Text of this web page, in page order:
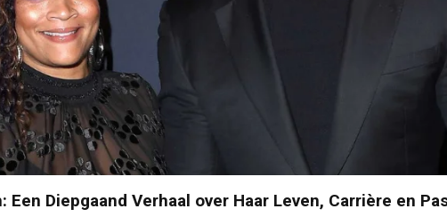
Een Diepgaand Verhaal over Haar Leven, Carrière en